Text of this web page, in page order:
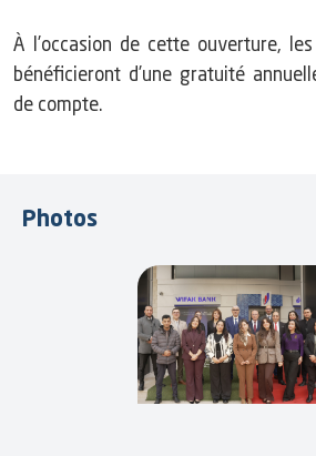
À l’occasion de cette ouverture,
bénéficieront d’une gratuité
de compte.
Photos